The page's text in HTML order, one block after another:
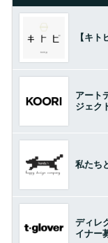
【キ
アート
ジェク
私たち
ディレ
イナー